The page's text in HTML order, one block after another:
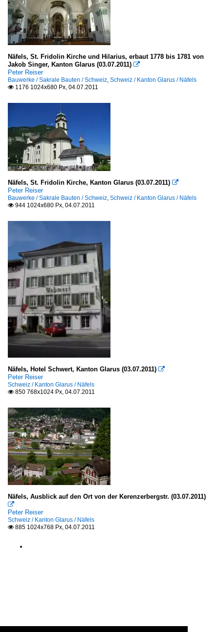
Näfels, St. Fridolin Kirche und Hilarius, erbaut 1778 bis 1781 von
Jakob Singer, Kanton Glarus (03.07.2011) 
Peter Reiser
Bauwerke / Sakrale Bauten / Schweiz, Schweiz / Kanton Glarus / Näfels
 1176 1024x680 Px, 04.07.2011
Näfels, St. Fridolin Kirche, Kanton Glarus (03.07.2011) 
Peter Reiser
Bauwerke / Sakrale Bauten / Schweiz, Schweiz / Kanton Glarus / Näfels
 944 1024x680 Px, 04.07.2011
Näfels, Hotel Schwert, Kanton Glarus (03.07.2011) 
Peter Reiser
Schweiz / Kanton Glarus / Näfels
 850 768x1024 Px, 04.07.2011
Näfels, Ausblick auf den Ort von der Kerenzerbergstr. (03.07.2011)

Peter Reiser
Schweiz / Kanton Glarus / Näfels
 885 1024x768 Px, 04.07.2011